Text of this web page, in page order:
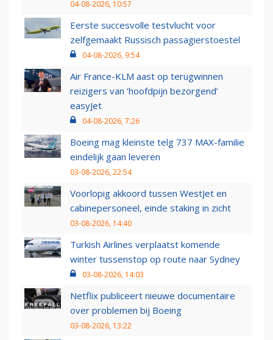
04-08-2026, 10:57
Eerste succesvolle testvlucht voor
zelfgemaakt Russisch passagierstoestel
04-08-2026, 9:54
Air France-KLM aast op terugwinnen
reizigers van ‘hoofdpijn bezorgend’
easyJet
04-08-2026, 7:26
Boeing mag kleinste telg 737 MAX-familie
eindelijk gaan leveren
03-08-2026, 22:54
Voorlopig akkoord tussen WestJet en
cabinepersoneel, einde staking in zicht
03-08-2026, 14:40
Turkish Airlines verplaatst komende
winter tussenstop op route naar Sydney
03-08-2026, 14:03
Netflix publiceert nieuwe documentaire
over problemen bij Boeing
03-08-2026, 13:22